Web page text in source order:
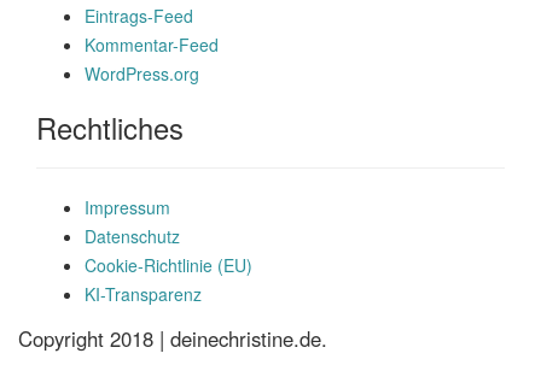
Eintrags-Feed
Kommentar-Feed
WordPress.org
Rechtliches
Impressum
Datenschutz
Cookie-Richtlinie (EU)
KI-Transparenz
Copyright 2018 | deinechristine.de.